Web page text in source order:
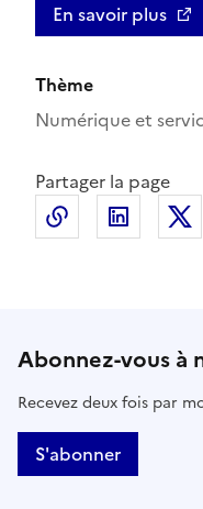
Thème
Numérique et
Partager la page
Copier le lien
LinkedIn
En savoir plus
Abonnez-vous
Recevez deux fois par
S'abonner